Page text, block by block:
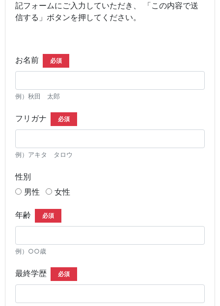
記フォームにご入力していただき、 「この内容で送
信する」ボタンを押してください。
お名前 必須
例）秋田 太郎
フリガナ 必須
例）アキタ タロウ
性別
男性
女性
年齢 必須
例）○○歳
最終学歴 必須